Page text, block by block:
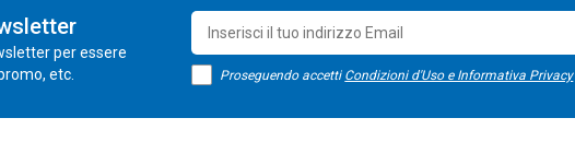
per essere
etc.
Proseguendo accetti Condizioni d'Uso e Informativa Privacy